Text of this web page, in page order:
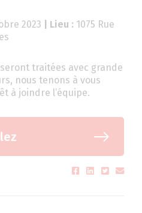
2023 | Lieu : 1075 Rue
traitées avec grande
nous tenons à vous
à joindre l’équipe.